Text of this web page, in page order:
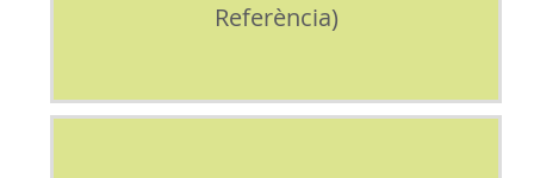
Referència)